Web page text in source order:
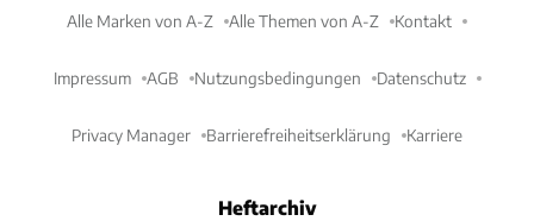
Alle Marken von A-Z Alle Themen von A-Z Kontakt
Impressum AGB Nutzungsbedingungen Datenschutz
Privacy Manager Barrierefreiheitserklärung Karriere
Heftarchiv